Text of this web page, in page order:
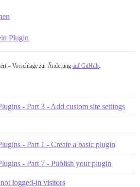
Plugin
– Vorschläge zur Änderung auf GitHub.
- Part 3 - Add custom site settings
- Part 1 - Create a basic plugin
- Part 7 - Publish your plugin
logged-in visitors